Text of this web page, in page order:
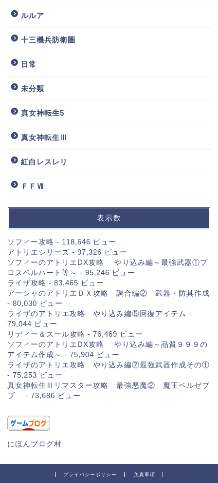
ルルア
十三機兵防衛圏
日常
未分類
真女神転生5
真女神転生Ⅲ
紅白レスレリ
ＦＦⅦ
表示数
ソフィー攻略 - 118,646 ビュー
アトリエシリーズ - 97,326 ビュー
ソフィーのアトリエDX攻略 やり込み編～最強武器①プ
ロスペルハート等～ - 95,246 ビュー
ライザ攻略 - 83,465 ビュー
アーシャのアトリエＤＸ攻略 調合編② 武器・防具作成
- 80,030 ビュー
ライザのアトリエ攻略 やり込み編⑤回復アイテム -
79,044 ビュー
リディー＆スール攻略 - 76,469 ビュー
ソフィーのアトリエDX攻略 やり込み編～品質９９９の
アイテム作成～ - 75,904 ビュー
ライザのアトリエ攻略 やり込み編⑦最強武器作成その①
- 75,253 ビュー
真女神転生Ⅲリマスター攻略 最強悪魔② 魔王ベルゼブ
ブ
- 73,686 ビュー
にほんブログ村
プライバシーポリシー 免責事項